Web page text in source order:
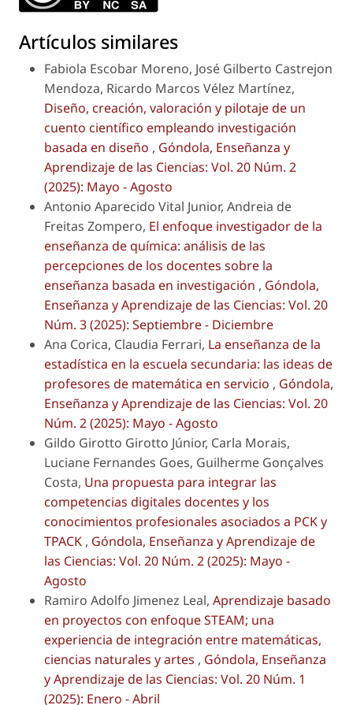
Artículos similares
Fabiola Escobar Moreno, José Gilberto Castrejon
Mendoza, Ricardo Marcos Vélez Martínez,
Diseño, creación, valoración y pilotaje de un
cuento científico empleando investigación
basada en diseño , Góndola, Enseñanza y
Aprendizaje de las Ciencias: Vol. 20 Núm. 2
(2025): Mayo - Agosto
Antonio Aparecido Vital Junior, Andreia de
Freitas Zompero, El enfoque investigador de la
enseñanza de química: análisis de las
percepciones de los docentes sobre la
enseñanza basada en investigación , Góndola,
Enseñanza y Aprendizaje de las Ciencias: Vol. 20
Núm. 3 (2025): Septiembre - Diciembre
Ana Corica, Claudia Ferrari, La enseñanza de la
estadística en la escuela secundaria: las ideas de
profesores de matemática en servicio , Góndola,
Enseñanza y Aprendizaje de las Ciencias: Vol. 20
Núm. 2 (2025): Mayo - Agosto
Gildo Girotto Girotto Júnior, Carla Morais,
Luciane Fernandes Goes, Guilherme Gonçalves
Costa, Una propuesta para integrar las
competencias digitales docentes y los
conocimientos profesionales asociados a PCK y
TPACK , Góndola, Enseñanza y Aprendizaje de
las Ciencias: Vol. 20 Núm. 2 (2025): Mayo -
Agosto
Ramiro Adolfo Jimenez Leal, Aprendizaje basado
en proyectos con enfoque STEAM; una
experiencia de integración entre matemáticas,
ciencias naturales y artes , Góndola, Enseñanza
y Aprendizaje de las Ciencias: Vol. 20 Núm. 1
(2025): Enero - Abril